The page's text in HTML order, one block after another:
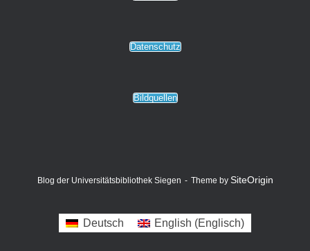
Datenschutz
Bildquellen
Blog der Universitätsbibliothek Siegen Theme by SiteOrigin
Deutsch English (Englisch)